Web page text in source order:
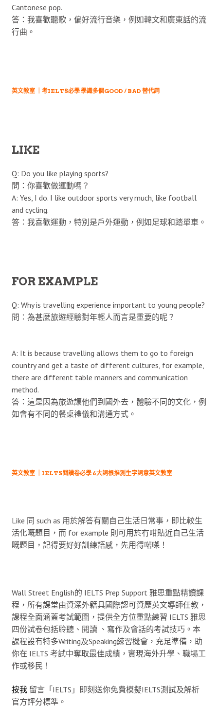
Cantonese pop.
答：我喜歡聽歌，偏好流行音樂，例如韓文和廣東話的流
行曲。
英文教室 ｜考IELTS必學 學識多個GOOD / BAD 替代詞
LIKE
Q: Do you like playing sports?
問：你喜歡做運動嗎？
A: Yes, I do. I like outdoor sports very much, like football
and cycling.
答：我喜歡運動，特別是戶外運動，例如足球和踏單車。
FOR EXAMPLE
Q: Why is travelling experience important to young people?
問：為甚麼旅遊經驗對年輕人而言是重要的呢？
A: It is because travelling allows them to go to foreign
country and get a taste of different cultures, for example,
there are different table manners and communication
method.
答：這是因為旅遊讓他們到國外去，體驗不同的文化，例
如會有不同的餐桌禮儀和溝通方式。
英文教室 ｜IELTS閱讀卷必學 6大詞根推測生字詞意英文教室
Like 同 such as 用於解答有關自己生活日常事，即比較生
活化嘅題目，而 for example 則可用於冇咁貼近自己生活
嘅題目，記得要好好訓練語感，先用得啱㗎！
Wall Street English的 IELTS Prep Support 雅思重點精讀課
程，所有課堂由資深外籍具國際認可資歷英文導師任教，
課程全面涵蓋考試範圍，提供全方位重點練習 IELTS 雅思
四份試卷包括聆聽、閱讀 、寫作及會話的考試技巧。本
課程設有特多Writing及Speaking練習機會，充足準備，助
你在 IELTS 考試中奪取最佳成績，實現海外升學、職場工
作或移民！
按我 留言「IELTS」即刻送你免費模擬IELTS測試及解析
官方評分標準。